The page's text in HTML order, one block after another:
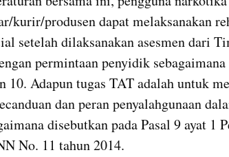
kurir/produsen dapat melaksanakan
setelah dilaksanakan asesmen dari
permintaan penyidik
10. Adapun tugas TAT adalah untuk
dan peran penyalahgunaan
disebutkan pada Pasal 9 ayat 1
No. 11 tahun 2014.